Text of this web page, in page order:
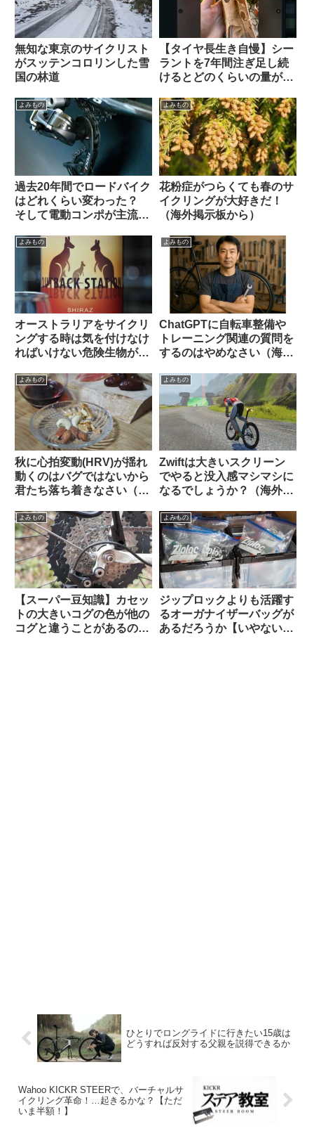
無知な東京のサイクリスト
がスッテンコロリンした雪
国の林道
【タイヤ長生き自慢】シー
ラントを7年間注ぎ足し続
けるとどのくらいの量が溜
ら）
よみもの
過去20年間でロードバイク
はどれくらい変わった？
そして電動コンポが主流に
外掲示板でのオピニオン観
よみもの
花粉症がつらくても春のサ
イクリングが大好きだ！
（海外掲示板から）
よみもの
オーストラリアをサイクリ
ングする時は気を付けなけ
ればいけない危険生物がい
い】
よみもの
ChatGPTに自転車整備や
トレーニング関連の質問を
するのはやめなさい（海外
察）
よみもの
秋に心拍変動(HRV)が揺れ
動くのはバグではないから
君たち落ち着きなさい（海
察）
よみもの
Zwiftは大きいスクリーン
でやると没入感マシマシに
なるでしょうか？（海外掲
よみもの
【スーパー豆知識】カセッ
トの大きいコグの色が他の
コグと違うことがあるのは
よみもの
ジップロックよりも活躍す
るオーガナイザーバッグが
あるだろうか【いやない・
ひとりでロングライドに行きたい15歳は
どうすれば反対する父親を説得できるか
Wahoo KICKR STEERで、バーチャルサ
イクリング革命！…起きるかな？【ただ
いま半額！】